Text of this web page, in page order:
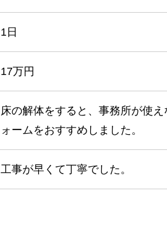
1日
17万円
床の解体をすると、事務所が使
ォームをおすすめしました。
工事が早くて丁寧でした。